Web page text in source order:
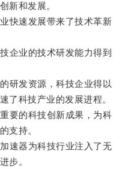
新和发展。
速发展带来了技术革新
业的技术研发能力得到
发资源，科技企业得以
了科技产业的发展进程。
的科技创新成果，为科
支持。
器为科技行业注入了无
步。